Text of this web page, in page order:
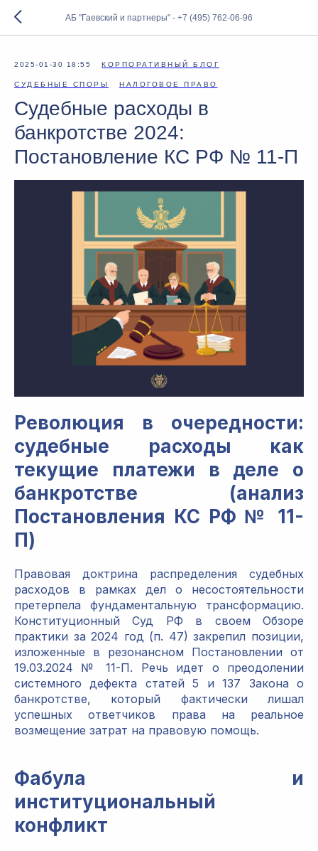
АБ "Гаевский и партнеры" - +7 (495) 762-06-96
2025-01-30 18:55 КОРПОРАТИВНЫЙ БЛОГ
СУДЕБНЫЕ СПОРЫ НАЛОГОВОЕ ПРАВО
Судебные расходы в
банкротстве 2024:
Постановление КС РФ № 11-П
Революция в очередности:
судебные расходы как
текущие платежи в деле о
банкротстве (анализ
Постановления КС РФ № 11-
П)
Правовая доктрина распределения судебных
расходов в рамках дел о несостоятельности
претерпела фундаментальную трансформацию.
Конституционный Суд РФ в своем Обзоре
практики за 2024 год (п. 47) закрепил позиции,
изложенные в резонансном Постановлении от
19.03.2024 № 11-П. Речь идет о преодолении
системного дефекта статей 5 и 137 Закона о
банкротстве, который фактически лишал
успешных ответчиков права на реальное
возмещение затрат на правовую помощь.
Фабула и
институциональный
конфликт